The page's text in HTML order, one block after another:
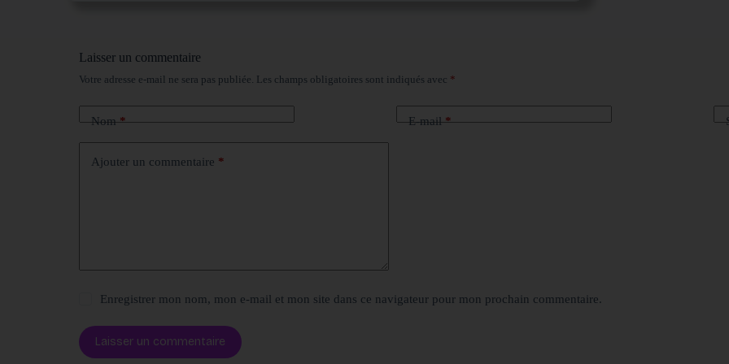
Laisser un commentaire
Votre adresse e-mail ne sera pas publiée. Les champs obligatoires sont indiqués avec *
Nom* E-mail*
Ajouter un commentaire *
Enregistrer mon nom, mon e-mail et mon site dans ce navigateur pour mon prochain commentaire.
Laisser un commentaire